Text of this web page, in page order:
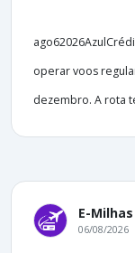
operar voos
dezembro. A rota
E-Milhas
06/08/2026